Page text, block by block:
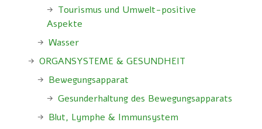
Tourismus und Umwelt-positive
Aspekte
Wasser
ORGANSYSTEME & GESUNDHEIT
Bewegungsapparat
Gesunderhaltung des Bewegungsapparats
Blut, Lymphe & Immunsystem